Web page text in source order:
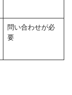
問い合わせが必
要